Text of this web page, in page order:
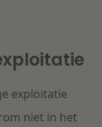
exploitatie
niet in het